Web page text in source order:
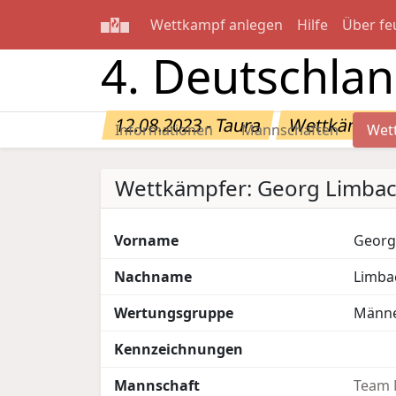
Wettkampf anlegen Hilfe Über
4.
12.08.2023 - Taura
Informationen Mannschaften
Wettkämpfer: Georg
Vorname
Georg
Nachname
Wertungsgruppe
Kennzeichnungen
Mannschaft